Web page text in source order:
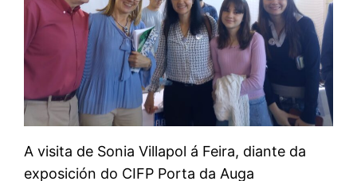
A visita de Sonia Villapol á Feira, diante da
exposición do CIFP Porta da Auga